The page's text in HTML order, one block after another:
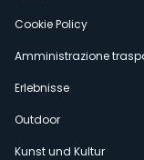
Cookie Policy
Amministrazione
Erlebnisse
Outdoor
Kunst und Kultur